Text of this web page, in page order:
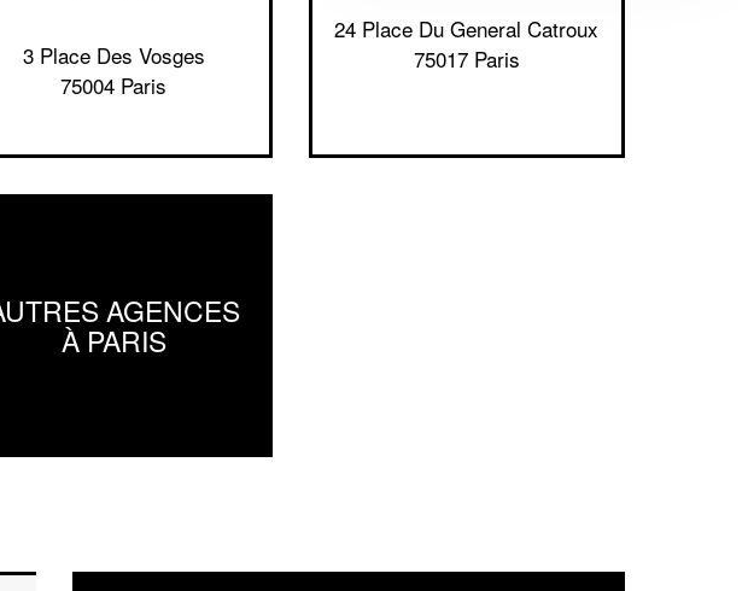
3 Place Des Vosges
75004 Paris
24 Place Du General Catroux
75017 Paris
AGENCES
À PARIS